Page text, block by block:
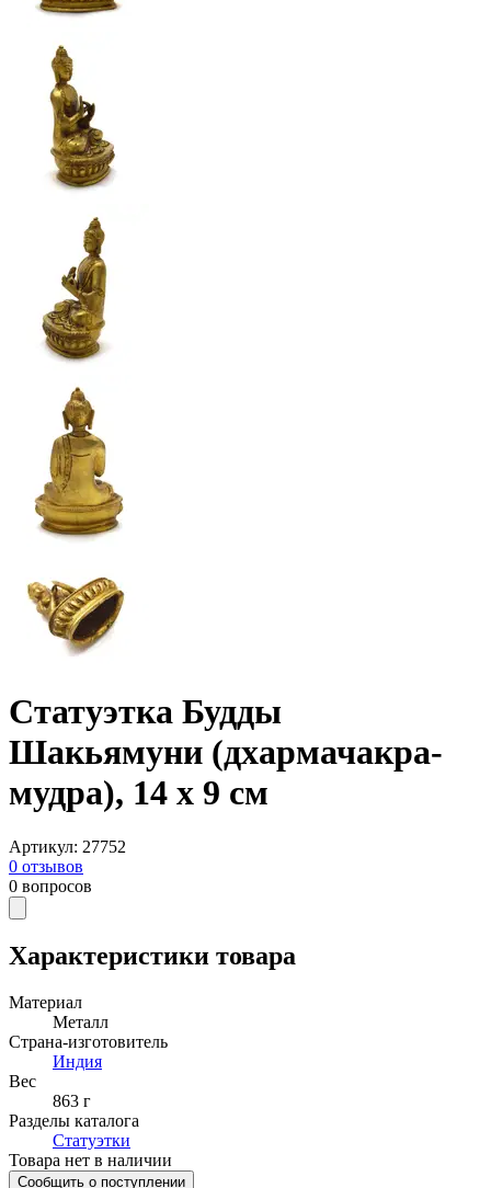
Статуэтка Будды
Шакьямуни (дхармачакра-
мудра), 14 х 9 см
Артикул: 27752
0 отзывов
0 вопросов
Характеристики товара
Материал
Металл
Страна-изготовитель
Индия
Вес
863 г
Разделы каталога
Статуэтки
Товара нет в наличии
Сообщить о поступлении